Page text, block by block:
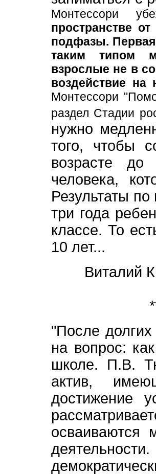
Монтессори
пространстве
подфазы. Первая
таким типом
взрослые не в
воздействие
Монтессори
раздел Стадии
нужно
того, чтобы
возрасте
человека,
Результаты
три года
классе. То
10 лет...
Виталий
"После
на вопрос:
школе. П.В.
актив,
достижение
осваиваются